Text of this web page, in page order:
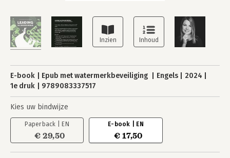
E-book Epub met watermerkbeveiliging Engels
2024
1e druk
9789083337517
Kies uw bindwijze
Paperback | EN
€ 29,50
E-book | EN
€ 17,50